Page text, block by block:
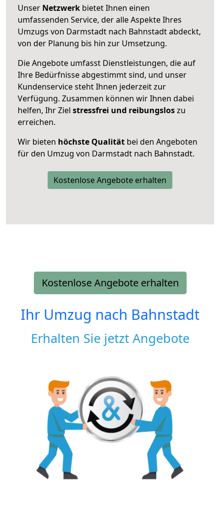
Unser Netzwerk bietet Ihnen einen
umfassenden Service, der alle Aspekte Ihres
Umzugs von Darmstadt nach Bahnstadt abdeckt,
von der Planung bis hin zur Umsetzung.
Die Angebote umfasst Dienstleistungen, die auf
Ihre Bedürfnisse abgestimmt sind, und unser
Kundenservice steht Ihnen jederzeit zur
Verfügung. Zusammen können wir Ihnen dabei
helfen, Ihr Ziel stressfrei und reibungsloszu
erreichen.
Wir bieten höchste Qualität bei den Angeboten
für den Umzug von Darmstadt nach Bahnstadt.
Kostenlose Angebote erhalten
Kostenlose Angebote erhalten
Ihr Umzug nach Bahnstadt
Erhalten Sie jetzt Angebote